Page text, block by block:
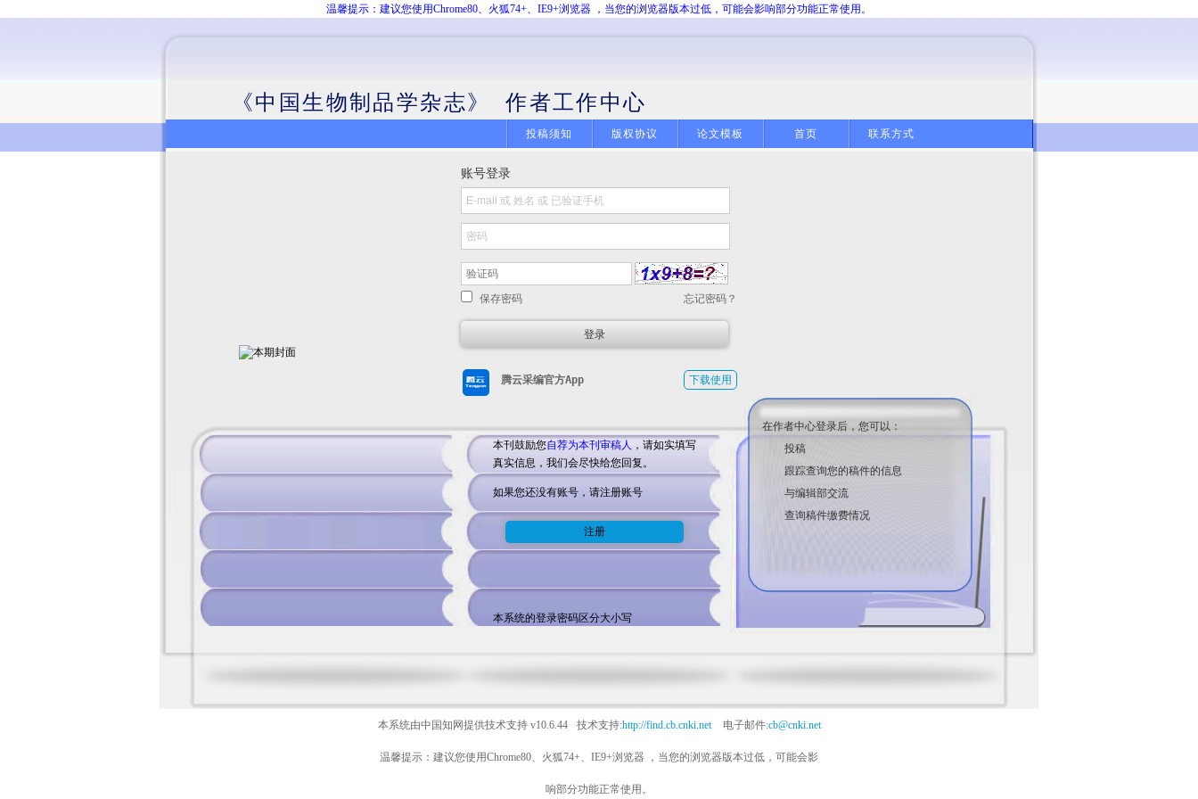
温馨提示：建议您使用Chrome80、火狐74+、IE9+浏览器 ，当您的浏览器版本过低，可能会影响部分功能正常使用。
《中国生物制品学杂志》 作者工作中心
投稿须知 版权协议 论文模板 首页 联系方式
账号登录
保存密码 忘记密码？
腾云采编官方App 下载使用
本刊鼓励您自荐为本刊审稿人 ，请如实填写
真实信息，我们会尽快给您回复。
如果您还没有账号，请注册账号
本系统的登录密码区分大小写
在作者中心登录后，您可以：
投稿
跟踪查询您的稿件的信息
与编辑部交流
查询稿件缴费情况
本系统由中国知网提供技术支持v10.6.44 技术支持:http://find.cb.cnki.net 电子邮件:cb@cnki.net
温馨提示：建议您使用Chrome80、火狐74+、IE9+浏览器 ，当您的浏览器版本过低，可能会影
响部分功能正常使用。